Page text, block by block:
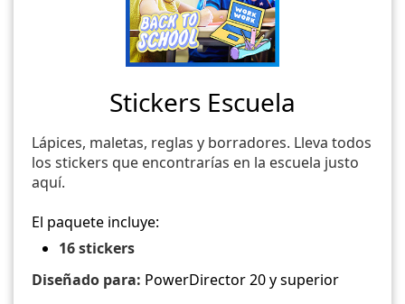
Stickers Escuela
Lápices, maletas, reglas y borradores. Lleva todos
los stickers que encontrarías en la escuela justo
aquí.
El paquete incluye:
16 stickers
Diseñado para: PowerDirector 20 y superior